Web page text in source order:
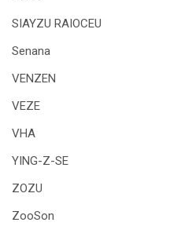
SIAYZU RAIOCEU
Senana
VENZEN
VEZE
VHA
YING-Z-SE
ZOZU
ZooSon